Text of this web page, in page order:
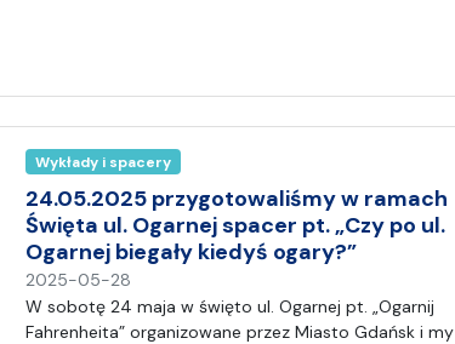
Wykłady i spacery
24.05.2025 przygotowaliśmy w ramach
Święta ul. Ogarnej spacer pt. „Czy po ul.
Ogarnej biegały kiedyś ogary?”
2025-05-28
a
p
W sobotę 24 maja w święto ul. Ogarnej pt. „Ogarnij
Fahrenheita” organizowane przez Miasto Gdańsk i my